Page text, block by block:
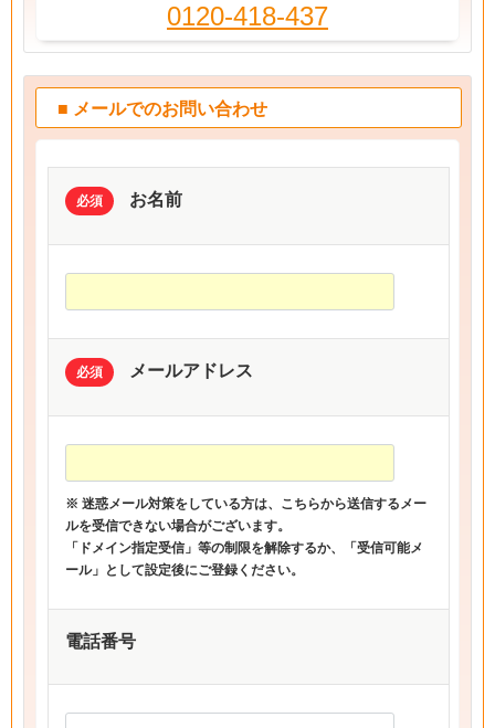
0120-418-437
■ メールでのお問い合わせ
必須 お名前
必須 メールアドレス
※ 迷惑メール対策をしている方は、こちらから送信するメー
ルを受信できない場合がございます。
「ドメイン指定受信」等の制限を解除するか、「受信可能メ
ール」として設定後にご登録ください。
電話番号